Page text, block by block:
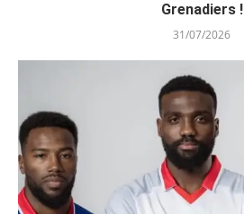
Grenadiers !
31/07/2026